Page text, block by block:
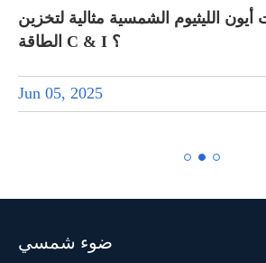
أيون الليثيوم الشمسية مثالية لتخزين
الطاقة C & I ؟
Jun 05, 2025
ضوء شمسي